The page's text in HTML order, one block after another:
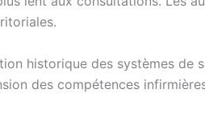
historique des systèmes de
des compétences